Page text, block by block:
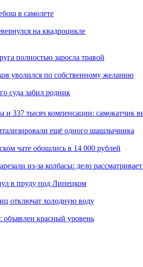
в самолете
на квадроцикле
полностью заросла травой
уволился по собственному желанию
суда забил родник
и 337 тысяч компенсации: самокатчик
ещё одного шашлычника
чате обошлись в 14 000 рублей
из-за колбасы: дело рассматривает
в пруду под Липецком
отключат холодную воду
красный уровень